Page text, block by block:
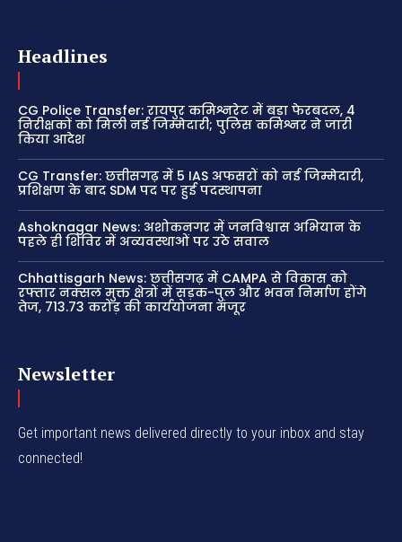
Headlines
CG Police Transfer: रायपुर कमिश्नरेट में बड़ा फेरबदल, 4
निरीक्षकों को मिली नई जिम्मेदारी; पुलिस कमिश्नर ने जारी
किया आदेश
CG Transfer: छत्तीसगढ़ में 5 IAS अफसरों को नई जिम्मेदारी,
प्रशिक्षण के बाद SDM पद पर हुई पदस्थापना
Ashoknagar News: अशोकनगर में जनविश्वास अभियान के
पहले ही शिविर में अव्यवस्थाओं पर उठे सवाल
Chhattisgarh News: छत्तीसगढ़ में CAMPA से विकास को
रफ्तार नक्सल मुक्त क्षेत्रों में सड़क-पुल और भवन निर्माण होंगे
तेज, 713.73 करोड़ की कार्ययोजना मंजूर
Newsletter
Get important news delivered directly to your inbox and stay
connected!